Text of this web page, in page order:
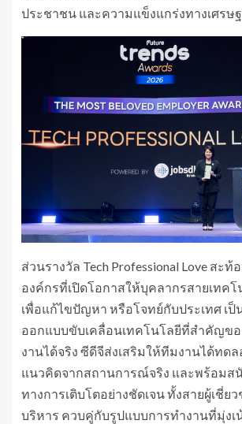
ประชาชน และความแข็งแกร่งทางเศรษ
ส่วนรางวัล Tech Professional Love สะ
องค์กรที่เปิดโอกาสให้บุคลากรสายเทค
เพื่อแก้ไขปัญหา หรือโจทย์กับประเทศ เป็
ออกแบบขับเคลื่อนเทคโนโลยีที่สำคัญขอ
งานได้จริง ซีดีจีส่งเสริมให้ทีมงานได้ทด
แนวคิดจากสถานการณ์จริง และพร้อมส
ทางการเติบโตอย่างชัดเจน ทั้งสายผู้เชี่ย
บริหาร ควบคู่กับรูปแบบการทำงานที่มุ่งเ